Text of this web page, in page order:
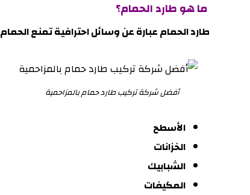
ما هو طارد الحمام؟
طارد الحمامعبارة عن وسائل احترافية تمنع
أفضل شركة تركيب طارد حمام بالمزاحمية
الأسطح
الخزانات
الشبابيك
المكيفات